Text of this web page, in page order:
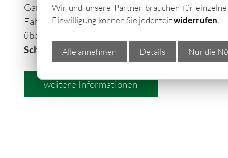
Gartengeräte und Utensilien wie
Fahrräder und Gartenmöbel sollen gut
überwintern. Traditionelle
Schutz
, da sie nicht ausreichendgedämmt bzw.
weitere Informationen
Wir und unsere Partner brauchen für
Einwilligung können Sie jederzeitwiderrufen.
Alle annehmen Details Nur die